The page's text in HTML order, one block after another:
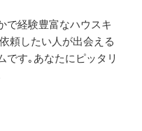
で経験豊富なハウスキ
頼したい人が出会える
です｡あなたにピッタリ